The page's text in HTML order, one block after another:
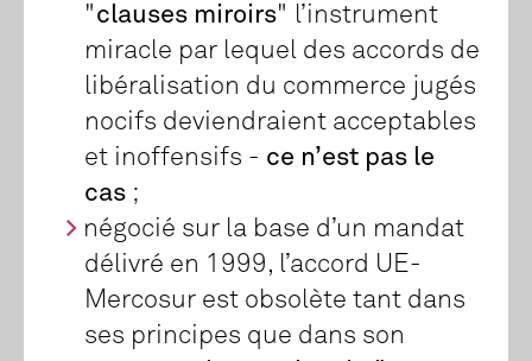
"clauses miroirs" l’instrument
miracle par lequel des accords de
libéralisation du commerce jugés
nocifs deviendraient acceptables
et inoffensifs - ce n’est pas le
cas;
négocié sur la base d’un mandat
délivré en 1999, l’accord UE-
Mercosur est obsolète tant dans
ses principes que dans son